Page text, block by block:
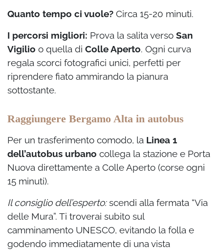
Quanto tempo ci vuole? Circa 15-20 minuti.
I percorsi migliori: Prova la salita verso San
Vigilio o quella di Colle Aperto. Ogni curva
regala scorci fotografici unici, perfetti per
riprendere fiato ammirando la pianura
sottostante.
Raggiungere Bergamo Alta in autobus
Per un trasferimento comodo, la Linea 1
dell’autobus urbano collega la stazione e Porta
Nuova direttamente a Colle Aperto (corse ogni
15 minuti).
Il consiglio dell’esperto:scendi alla fermata “Via
delle Mura”. Ti troverai subito sul
camminamento UNESCO, evitando la folla e
godendo immediatamente di una vista